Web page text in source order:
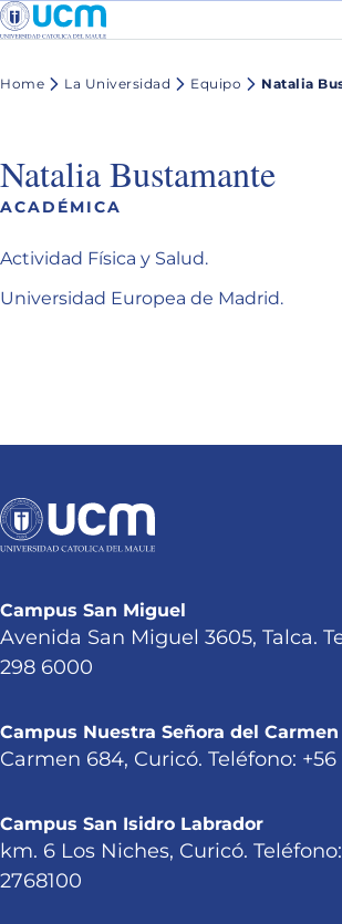
Home La Universidad Equipo Natalia
Natalia Bustamante
ACADÉMICA
Actividad Física y Salud.
Universidad Europea de Madrid.
Campus San Miguel
Avenida San Miguel 3605, Talca.
298 6000
Campus Nuestra Señora del Carmen
Carmen 684, Curicó. Teléfono:
Campus San Isidro Labrador
km. 6 Los Niches, Curicó.
2768100